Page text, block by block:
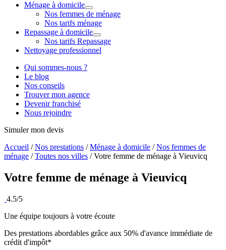
Ménage à domicile
Nos femmes de ménage
Nos tarifs ménage
Repassage à domicile
Nos tarifs Repassage
Nettoyage professionnel
Qui sommes-nous ?
Le blog
Nos conseils
Trouver mon agence
Devenir franchisé
Nous rejoindre
Simuler mon devis
Accueil /Nos prestations /Ménage à domicile /Nos femmes de
ménage /Toutes nos villes /Votre femme de ménage à Vieuvicq
Votre femme de ménage à Vieuvicq
4.5/5
Une équipe toujours à votre écoute
Des prestations abordables grâce aux 50% d'avance immédiate de
crédit d'impôt*